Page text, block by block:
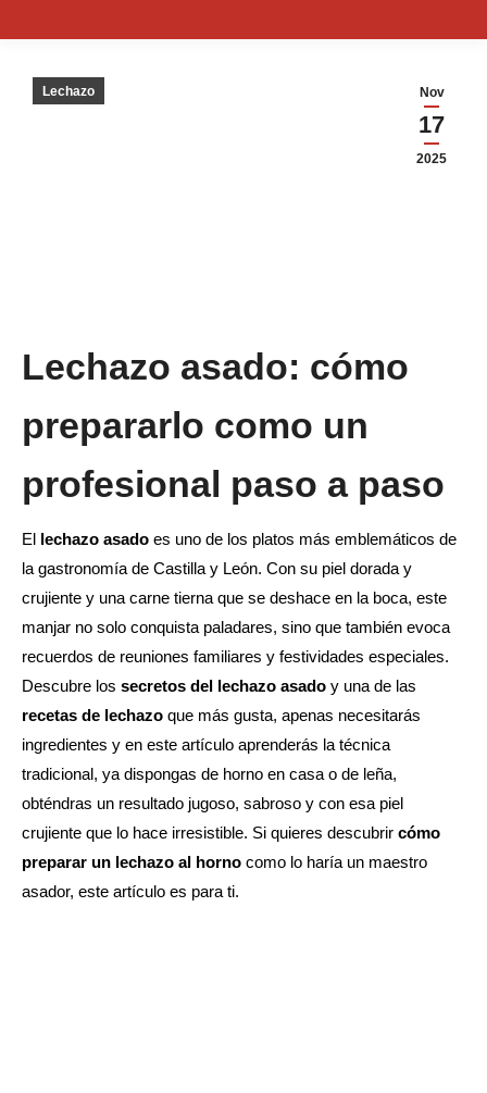
Nov
17
2025
Lechazo
Lechazo asado: cómo
prepararlo como un
profesional paso a paso
El lechazo asado es uno de los platos más emblemáticos de
la gastronomía de Castilla y León. Con su piel dorada y
crujiente y una carne tierna que se deshace en la boca, este
manjar no solo conquista paladares, sino que también evoca
recuerdos de reuniones familiares y festividades especiales.
Descubre los secretos del lechazo asado y una de las
recetas de lechazo que más gusta, apenas necesitarás
ingredientes y en este artículo aprenderás la técnica
tradicional, ya dispongas de horno en casa o de leña,
obténdras un resultado jugoso, sabroso y con esa piel
crujiente que lo hace irresistible. Si quieres descubrir cómo
preparar un lechazo al horno como lo haría un maestro
asador, este artículo es para ti.